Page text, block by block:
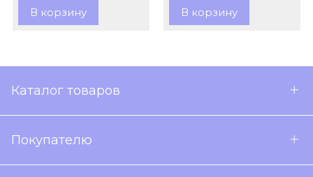
В корзину В корзину
Каталог товаров
Покупателю